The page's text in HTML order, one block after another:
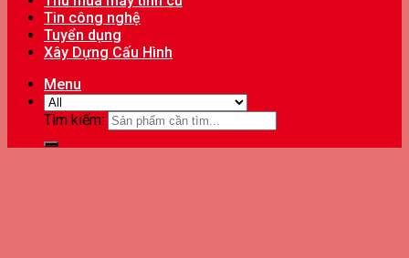
Tin công nghệ
Tuyển dụng
Xây Dựng Cấu Hình
Menu
Tìm kiếm: